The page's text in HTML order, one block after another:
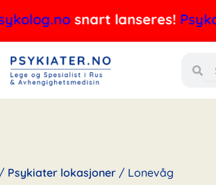
snart lanseres!
/ Psykiater lokasjoner / Lonevåg